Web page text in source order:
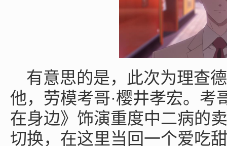
有意思的是，此次为理查
他，劳模考哥·樱井孝宏。考
在身边》饰演重度中二病的
切换，在这里当回一个爱吃